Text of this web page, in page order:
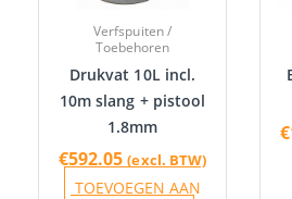
Verfspuiten /
Toebehoren
Drukvat 10L incl.
10m slang + pistool
1.8mm
€592.05 (excl. BTW)
TOEVOEGEN AAN
€